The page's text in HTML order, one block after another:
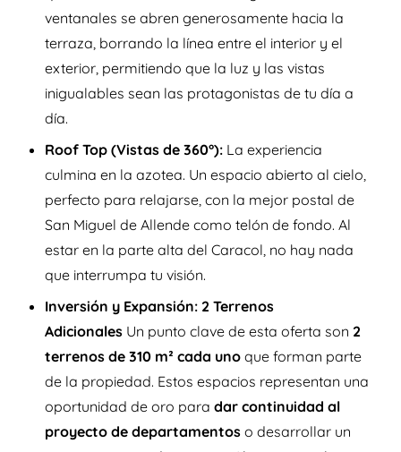
ventanales se abren generosamente hacia la
terraza, borrando la línea entre el interior y el
exterior, permitiendo que la luz y las vistas
inigualables sean las protagonistas de tu día a
día.
Roof Top (Vistas de 360°): La experiencia
culmina en la azotea. Un espacio abierto al cielo,
perfecto para relajarse, con la mejor postal de
San Miguel de Allende como telón de fondo. Al
estar en la parte alta del Caracol, no hay nada
que interrumpa tu visión.
Inversión y Expansión: 2 Terrenos
Adicionales Un punto clave de esta oferta son 2
terrenos de 310 m² cada uno que forman parte
de la propiedad. Estos espacios representan una
oportunidad de oro para dar continuidad al
proyecto de departamentos o desarrollar un